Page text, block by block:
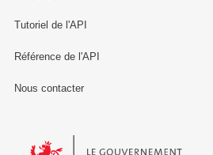
Tutoriel de l'API
Référence de l'API
Nous contacter
Le Gouvernement du Grand-Duché